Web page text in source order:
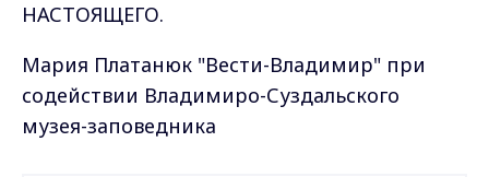
НАСТОЯЩЕГО.
Мария Платанюк "Вести-Владимир" при
содействии Владимиро-Суздальского
музея-заповедника